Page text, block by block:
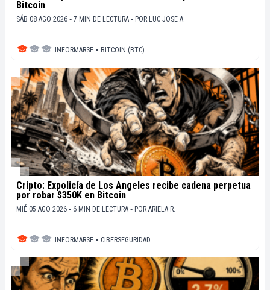
Bitcoin
SÁB 08 AGO 2026 ▪ 7 MIN DE LECTURA ▪ POR LUC JOSE A.
INFORMARSE ▪ BITCOIN (BTC)
Cripto: Expolicía de Los Ángeles recibe cadena perpetua
por robar $350K en Bitcoin
MIÉ 05 AGO 2026 ▪ 6 MIN DE LECTURA ▪ POR ARIELA R.
INFORMARSE ▪ CIBERSEGURIDAD